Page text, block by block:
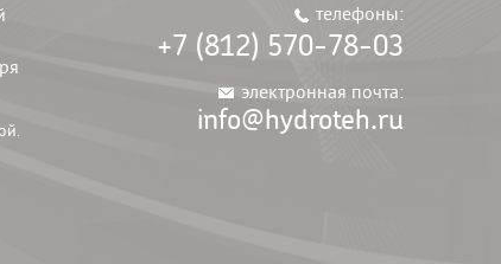
телефоны:
+7 (812) 570-78-03
электронная почта:
info@hydroteh.ru